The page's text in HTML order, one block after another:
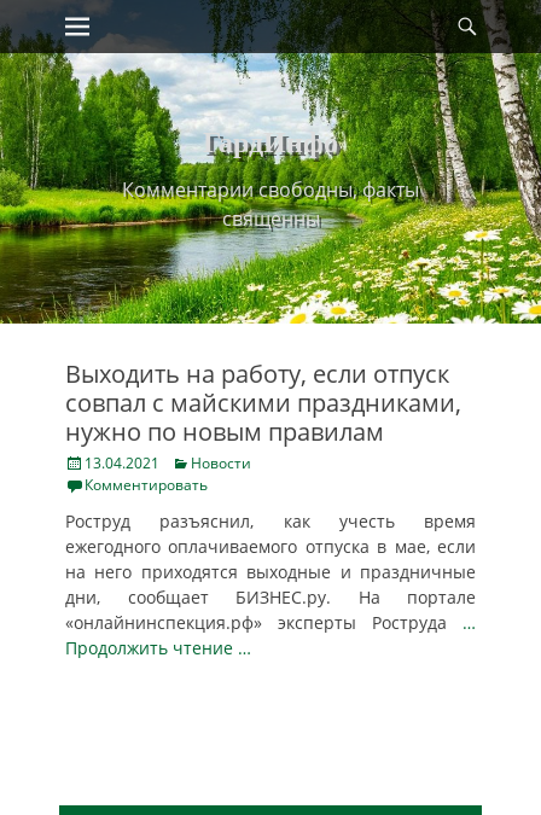
Skip
to
content
Primary Menu
ГардИнфо
Комментарии свободны, факты
священны
Выходить на работу, если отпуск
совпал с майскими праздниками,
нужно по новым правилам
Posted
on
13.04.2021 Categories
Новости
Комментировать
Роструд разъяснил, как учесть время
ежегодного оплачиваемого отпуска в мае, если
на него приходятся выходные и праздничные
дни, сообщает БИЗНЕС.ру. На портале
«онлайнинспекция.рф» эксперты Роструда …
Продолжить чтение …